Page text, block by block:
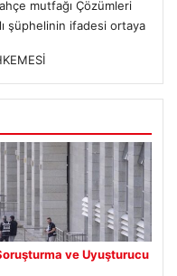
▲ +0.17%
ve Uyuşturucu
soslu çilekli
mutfağı Çözümleri
şüphelinin ifadesi ortaya